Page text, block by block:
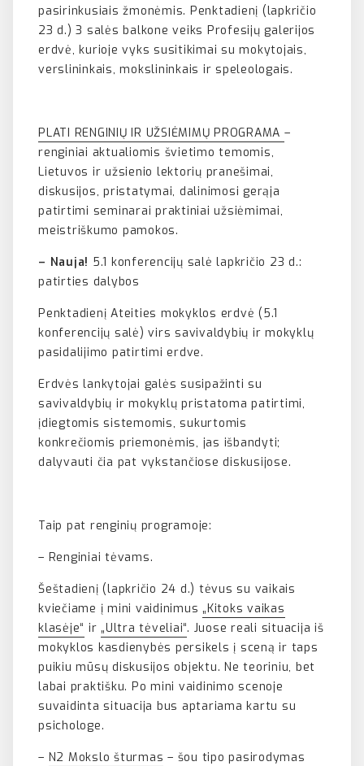
pasirinkusiais žmonėmis. Penktadienį (lapkričio
23 d.) 3 salės balkone veiks Profesijų galerijos
erdvė, kurioje vyks susitikimai su mokytojais,
verslininkais, mokslininkais ir speleologais.
PLATI RENGINIŲ IR UŽSIĖMIMŲ PROGRAMA –
renginiai aktualiomis švietimo temomis,
Lietuvos ir užsienio lektorių pranešimai,
diskusijos, pristatymai, dalinimosi gerąja
patirtimi seminarai praktiniai užsiėmimai,
meistriškumo pamokos.
– Nauja! 5.1 konferencijų salė lapkričio 23 d.:
patirties dalybos
Penktadienį Ateities mokyklos erdvė (5.1
konferencijų salė) virs savivaldybių ir mokyklų
pasidalijimo patirtimi erdve.
Erdvės lankytojai galės susipažinti su
savivaldybių ir mokyklų pristatoma patirtimi,
įdiegtomis sistemomis, sukurtomis
konkrečiomis priemonėmis, jas išbandyti;
dalyvauti čia pat vykstančiose diskusijose.
Taip pat renginių programoje:
– Renginiai tėvams.
Šeštadienį (lapkričio 24 d.) tėvus su vaikais
kviečiame į mini vaidinimus „Kitoks vaikas
klasėje“ ir „Ultra tėveliai“. Juose reali situacija iš
mokyklos kasdienybės persikels į sceną ir taps
puikiu mūsų diskusijos objektu. Ne teoriniu, bet
labai praktišku. Po mini vaidinimo scenoje
suvaidinta situacija bus aptariama kartu su
psichologe.
– N2 Mokslo šturmas – šou tipo pasirodymas